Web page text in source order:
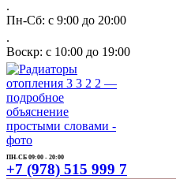
.
Пн-Сб: с 9:00 до 20:00
.
Воскр: с 10:00 до 19:00
ПН-СБ 09:00 - 20:00
+7 (978) 515 999 7